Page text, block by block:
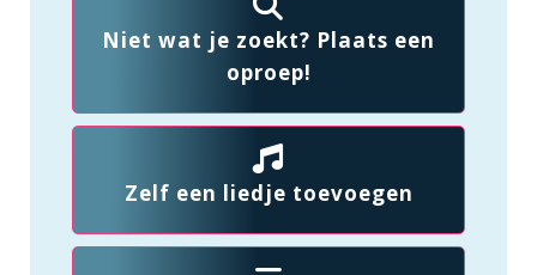
Niet wat je zoekt? Plaats een
oproep!
Zelf een liedje toevoegen